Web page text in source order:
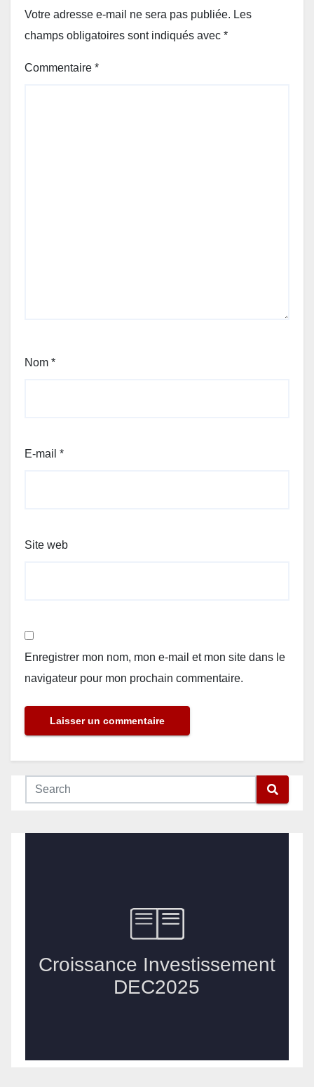
Votre adresse e-mail ne sera pas publiée. Les
champs obligatoires sont indiqués avec *
Commentaire *
Nom *
E-mail *
Site web
Enregistrer mon nom, mon e-mail et mon site dans le
navigateur pour mon prochain commentaire.